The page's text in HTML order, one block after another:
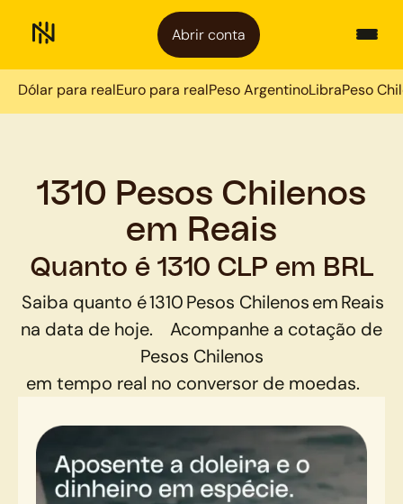
Abrir conta
Dólar para realEuro para realPeso ArgentinoLibraPeso
1310 Pesos Chilenos
em Reais
Quanto é 1310 CLP em BRL
Saiba quanto é1310Pesos ChilenosemReais
na data de hoje.
Acompanhe a cotação de
Pesos Chilenos
em tempo real no conversor de moedas.